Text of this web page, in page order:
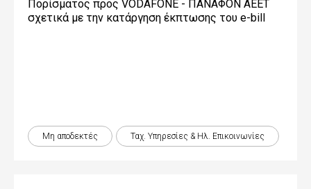
Πορίσματος προς VODAFONE - ΠΑΝΑΦΟΝ ΑΕΕΤ
σχετικά με την κατάργηση έκπτωσης του e-bill
Μη αποδεκτές Ταχ. Υπηρεσίες & Ηλ. Επικοινωνίες